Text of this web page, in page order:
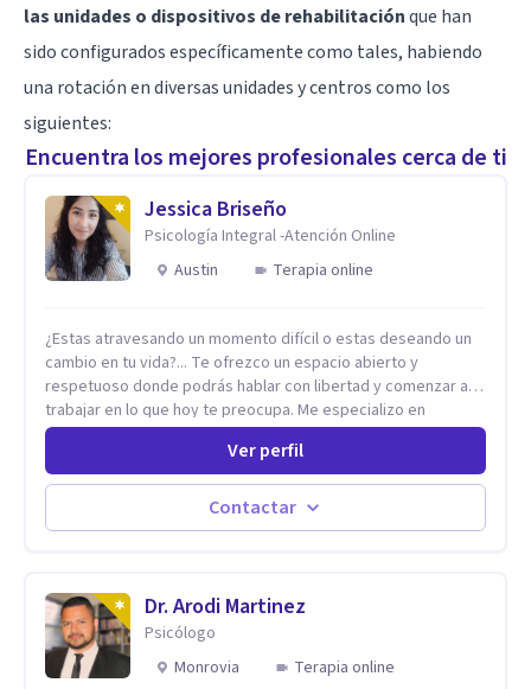
las unidades o dispositivos de rehabilitaciónque han
sido configurados específicamente como tales, habiendo
una rotación en diversas unidades y centros como los
siguientes:
Encuentra los mejores profesionales cerca de ti
Jessica Briseño
Psicología Integral -Atención Online
Austin
Terapia online
¿Estas atravesando un momento difícil o estas deseando un
cambio en tu vida?... Te ofrezco un espacio abierto y
respetuoso donde podrás hablar con libertad y comenzar a
trabajar en lo que hoy te preocupa. Me especializo en
Trastornos de Ansiedad y a lo largo de mi experiencia
profesional he acompañado a muchas Familias y Parejas con
distintas problemáticas como el manejo del estrés,
Autoestima, Gestión de la Ira, Depresión, Retos en la Crianza,
Codependencia, Celos, entre otros. Cuento con más de 12
Adolescentes y Adultos
Ver perfil
Contactar
Dr. Arodi Martinez
Psicólogo
Monrovia
Terapia online